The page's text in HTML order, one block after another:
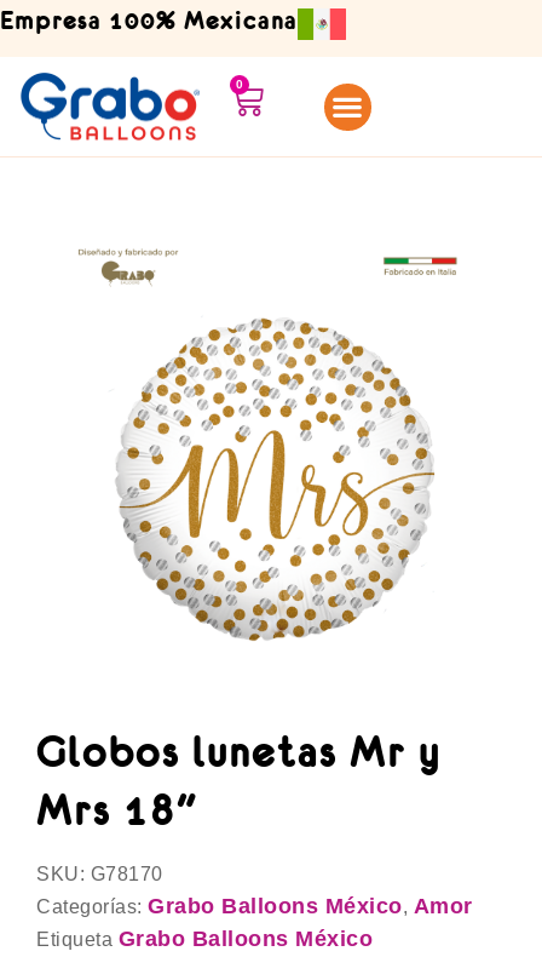
Ir
Empresa 100% Mexicana
0
Carrito
Globos lunetas Mr y
Mrs 18″
SKU: G78170
Categorías: Grabo Balloons México, Amor
Etiqueta Grabo Balloons México